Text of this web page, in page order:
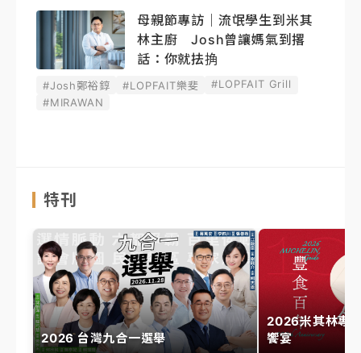
母親節專訪｜流氓學生到米其
林主廚 Josh曾讓媽氣到撂
話：你就抾捔
#Josh鄭裕錞 #LOPFAIT樂斐
#LOPFAIT Grill
#MIRAWAN
特刊
2026 台灣九合一選舉
2026米其林專
饗宴